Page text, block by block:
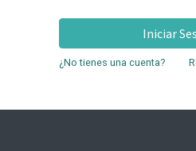
Iniciar
¿No tienes una cuenta?